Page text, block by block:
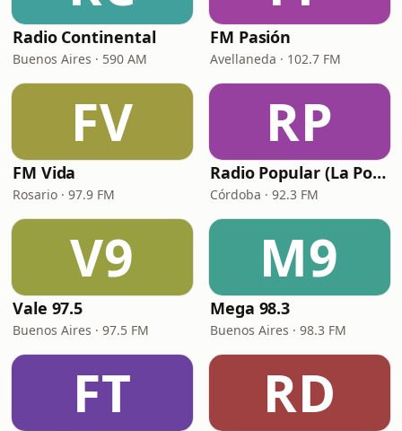
Radio Continental
Buenos Aires · 590 AM
FM Pasión
Avellaneda · 102.7 FM
FV
FM Vida
Rosario · 97.9 FM
RP
Radio Popular (La Popu)
Córdoba · 92.3 FM
V9
Vale 97.5
Buenos Aires · 97.5 FM
M9
Mega 98.3
Buenos Aires · 98.3 FM
FT RD